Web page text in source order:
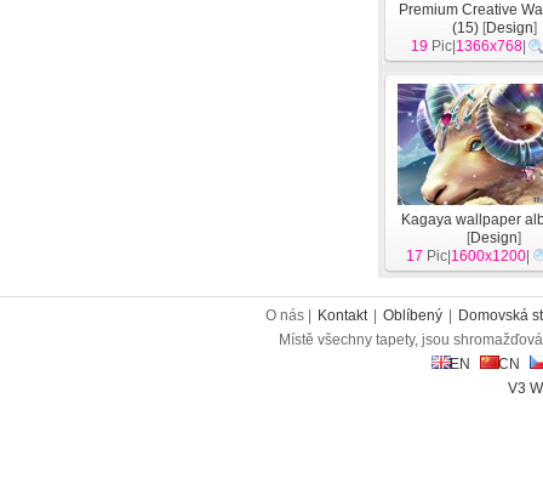
Premium Creative
(15) [Design]
19 Pic| 1366x768
Kagaya wallpaper
[Design]
17 Pic| 1600x1200
O nás | Kontakt Oblíbený
Domovská
Místě všechny tapety, jsou
EN
CN
V3